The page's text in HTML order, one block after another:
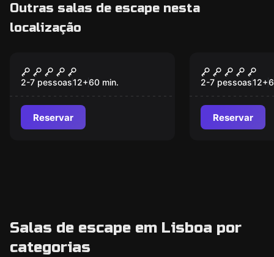
Outras salas de escape nesta
localização
War of Thrones
2-7 pessoas12+60 min.
Reservar
Walking
2-7 pessoas12+
Reservar
Salas de escape em Lisboa por
categorias